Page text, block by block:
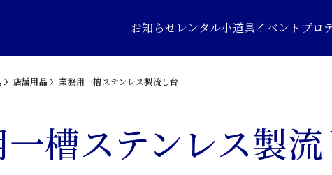
お知らせレンタル小道具イベントプロ
店舗用品 業務用一槽ステンレス製流し台
槽ステンレス製流